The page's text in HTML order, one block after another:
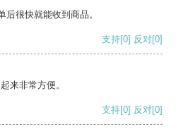
很快就能收到商品。
支持[0] 反对[0]
来非常方便。
支持[0] 反对[0]